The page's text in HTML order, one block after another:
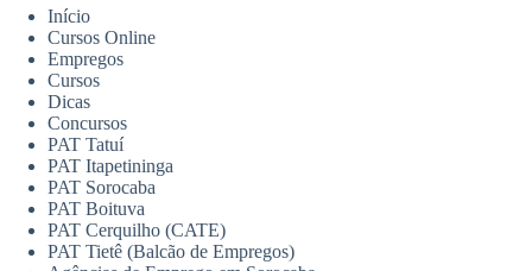
Início
Cursos Online
Empregos
Cursos
Dicas
Concursos
PAT Tatuí
PAT Itapetininga
PAT Sorocaba
PAT Boituva
PAT Cerquilho (CATE)
PAT Tietê (Balcão de Empregos)